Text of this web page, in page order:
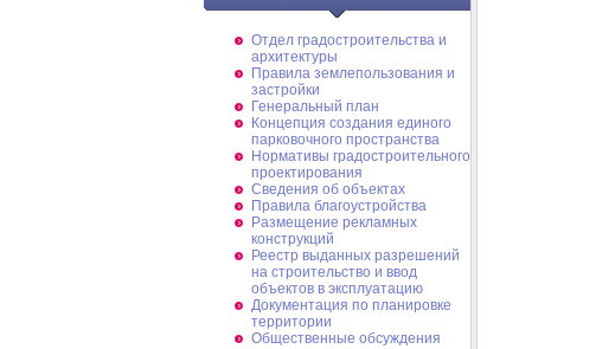
Отдел градостроительства и
архитектуры
Правила землепользования и
застройки
Генеральный план
Концепция создания единого
парковочного пространства
Нормативы градостроительного
проектирования
Сведения об объектах
Правила благоустройства
Размещение рекламных
конструкций
Реестр выданных разрешений
на строительство и ввод
объектов в эксплуатацию
Документация по планировке
территории
Общественные обсуждения